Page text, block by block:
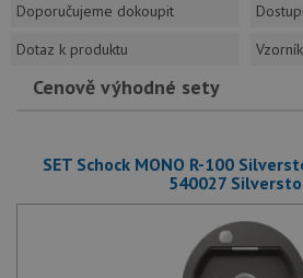
Doporučujeme dokoupit
Dotaz k produktu
Cenově výhodné sety
SET Schock MONO R-100
540027